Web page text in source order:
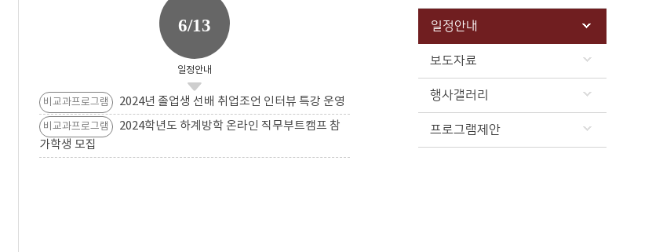
일정안내
보도자료
행사갤러리
프로그램제안
6/13
일정안내
비교과프로그램 2024년 졸업생 선배 취업조언 인터뷰 특강 운영
비교과프로그램
2024학년도 하계방학 온라인 직무부트캠프 참
가학생 모집